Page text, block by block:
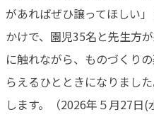
があればぜひ譲ってほしい
かけで、園児35名と先生方
に触れながら、ものづくり
らえるひとときになりまし
します。（2026年５月27日(